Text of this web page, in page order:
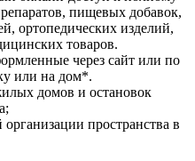
пищевых добавок,
ортопедических изделий,
товаров.
через сайт или по
или на дом*.
домов и остановок
пространства в